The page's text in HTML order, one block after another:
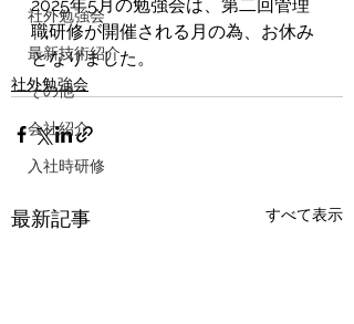
社外勉強会
最新技術紹介
その他
会社紹介
入社時研修
2025年5月の勉強会は、第二回管理
職研修が開催される月の為、お休み
となりました。
社外勉強会
最新記事 すべて表示